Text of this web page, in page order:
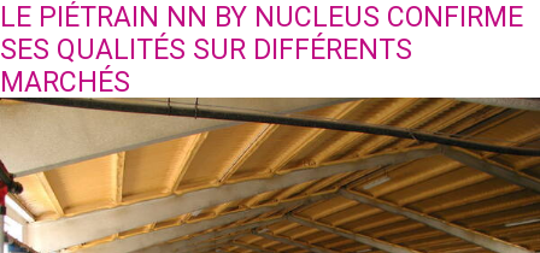
LE PIÉTRAIN NN BY NUCLEUS CONFIRME
SES QUALITÉS SUR DIFFÉRENTS
MARCHÉS